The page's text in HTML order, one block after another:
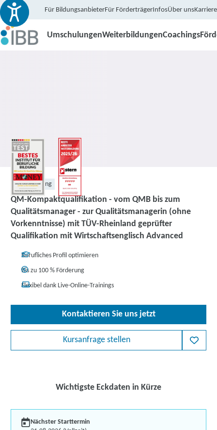
Für BildungsanbieterFür FörderträgerInfosÜber unsKarriere
UmschulungenWeiterbildungenCoachings
Weiterbildung
QM-Kompaktqualifikation - vom QMB bis zum
Qualitätsmanager - zur Qualitätsmanagerin (ohne
Vorkenntnisse) mit TÜV-Rheinland geprüfter
Qualifikation mit Wirtschaftsenglisch Advanced
Berufliches Profil optimieren
Bis zu 100 % Förderung
Flexibel dank Live-Online-Trainings
Kontaktieren Sie uns jetzt
Kursanfrage stellen
Wichtigste Eckdaten in Kürze
Nächster Starttermin